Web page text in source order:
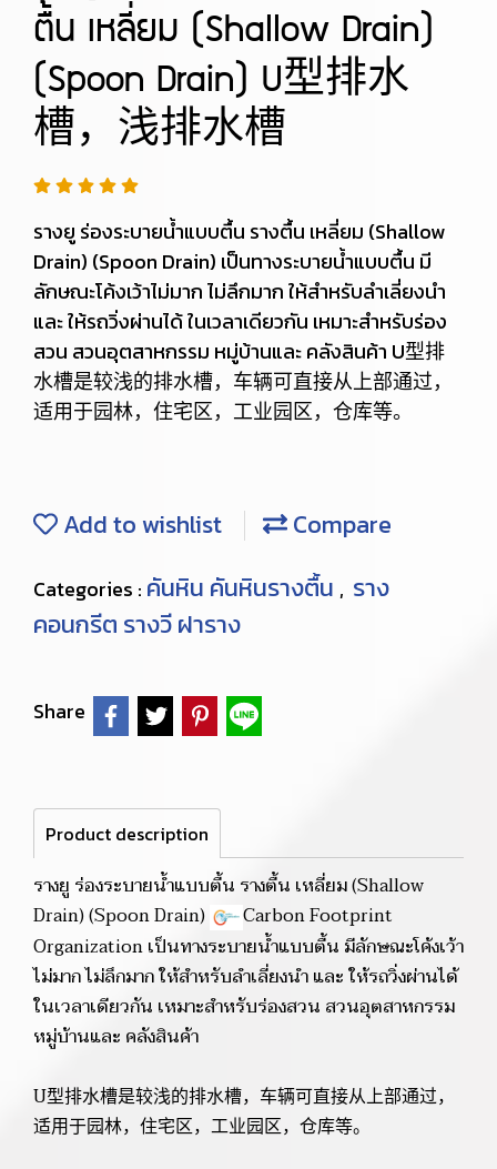
ตื้น เหลี่ยม (Shallow Drain)
(Spoon Drain) U型排水
槽，浅排水槽
รางยู ร่องระบายน้ำแบบตื้น รางตื้น เหลี่ยม (Shallow
Drain) (Spoon Drain) เป็นทางระบายน้ำแบบตื้น มี
ลักษณะโค้งเว้าไม่มาก ไม่ลึกมาก ให้สำหรับลำเลี่ยงนำ
และ ให้รถวิ่งผ่านได้ ในเวลาเดียวกัน เหมาะสำหรับร่อง
สวน สวนอุตสาหกรรม หมู่บ้านและ คลังสินค้า U型排
水槽是较浅的排水槽，车辆可直接从上部通过，
适用于园林，住宅区，工业园区，仓库等。
Add to wishlist Compare
Categories : คันหิน คันหินรางตื้น , ราง
คอนกรีต รางวี ฝาราง
Share
Product description
รางยู ร่องระบายน้ำแบบตื้น รางตื้น เหลี่ยม (Shallow
Drain) (Spoon Drain)
Carbon Footprint
Organization เป็นทางระบายน้ำแบบตื้น มีลักษณะโค้งเว้า
ไม่มาก ไม่ลึกมาก ให้สำหรับลำเลี่ยงนำ และ ให้รถวิ่งผ่านได้
ในเวลาเดียวกัน เหมาะสำหรับร่องสวน สวนอุตสาหกรรม
หมู่บ้านและ คลังสินค้า
U型排水槽是较浅的排水槽，车辆可直接从上部通过，
适用于园林，住宅区，工业园区，仓库等。